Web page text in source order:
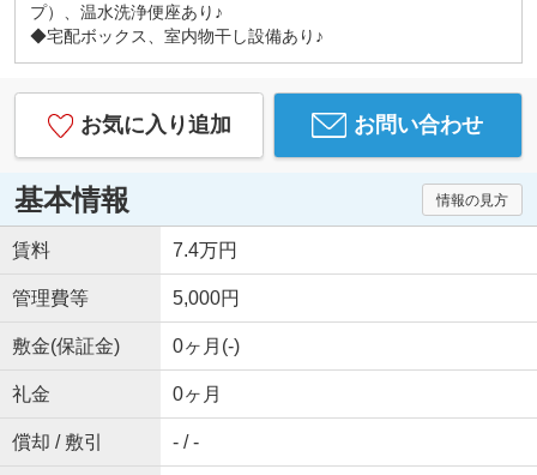
プ）、温水洗浄便座あり♪
◆宅配ボックス、室内物干し設備あり♪
お気に入り追加 お問い合わせ
基本情報 情報の見方
賃料 7.4万円
管理費等 5,000円
敷金(保証金) 0ヶ月(-)
礼金 0ヶ月
償却 / 敷引 - / -